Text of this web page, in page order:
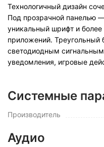
Технологичный дизайн
Под прозрачной панелью
уникальный шрифт и
приложений. Треугольный
светодиодным
уведомления, игровые
Системные
Производитель
Аудио